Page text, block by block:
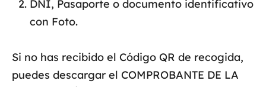
DNI, Pasaporte o documento identificativo
con Foto.
Si no has recibido el Código QR de recogida,
puedes descargar el COMPROBANTE DE LA